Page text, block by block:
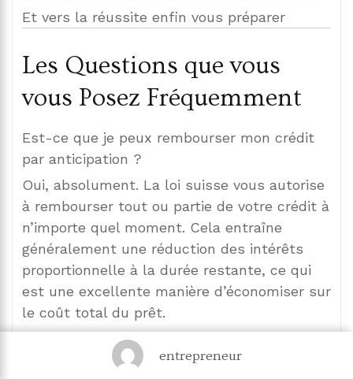
entrepreneur
Et vers la réussite enfin vous préparer
Les Questions que vous
vous Posez Fréquemment
Est-ce que je peux rembourser mon crédit
par anticipation ?
Oui, absolument. La loi suisse vous autorise
à rembourser tout ou partie de votre crédit à
n’importe quel moment. Cela entraîne
généralement une réduction des intérêts
proportionnelle à la durée restante, ce qui
est une excellente manière d’économiser sur
le coût total du prêt.
Pourquoi mon taux d’intérêt varie-t-il d’une
offre à l’autre ?